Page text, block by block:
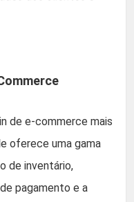
de e-commerce mais
oferece uma gama
de inventário,
pagamento e a